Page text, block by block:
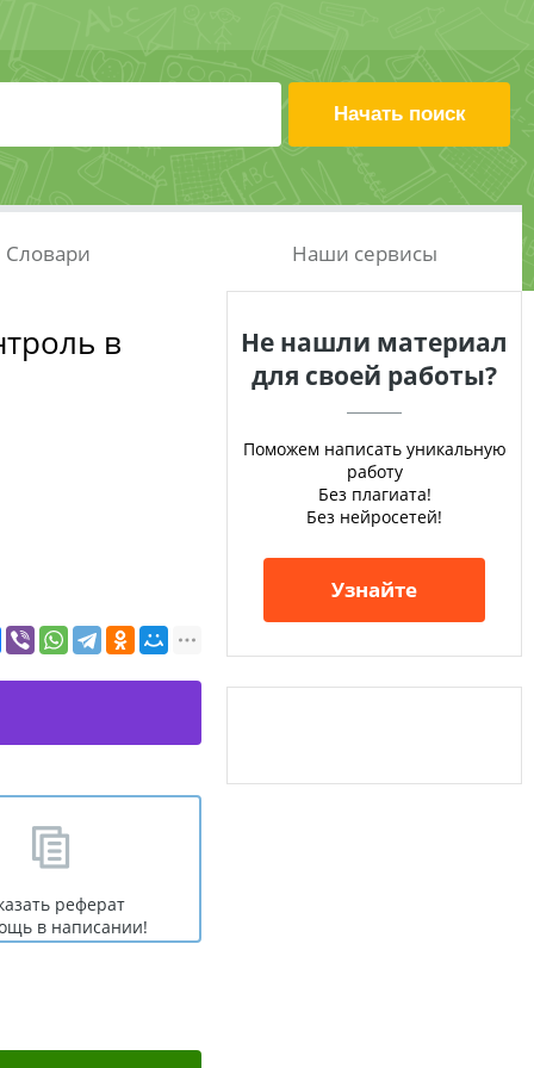
Словари Наши сервисы
в
реферат
в написании!
Не нашли материал
для своей работы?
Поможем написать уникальную
работу
Без плагиата!
Без нейросетей!
Узнайте